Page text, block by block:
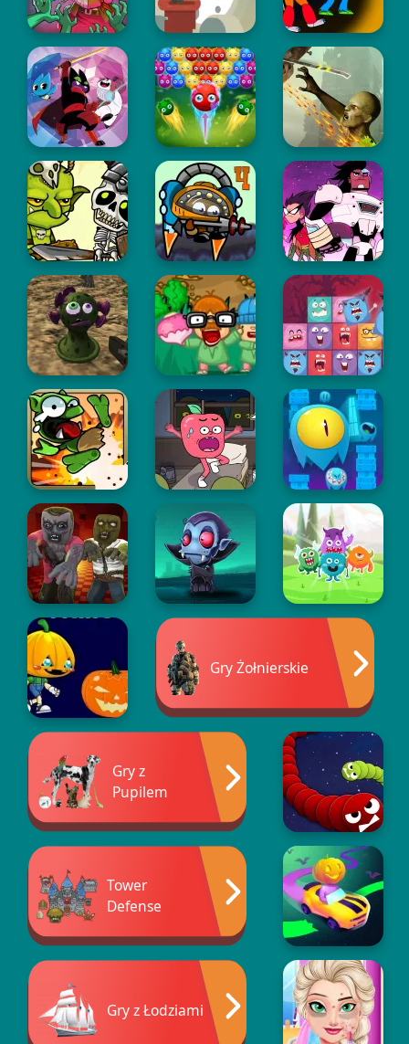
Gry Żołnierskie
Gry z
Pupilem
Tower
Defense
Gry z Łodziami